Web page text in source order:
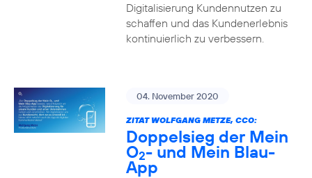
Digitalisierung Kundennutzen zu
schaffen und das Kundenerlebnis
kontinuierlich zu verbessern.
04. November 2020
ZITAT WOLFGANG METZE, CCO:
Doppelsieg der Mein
O2- und Mein Blau-
App